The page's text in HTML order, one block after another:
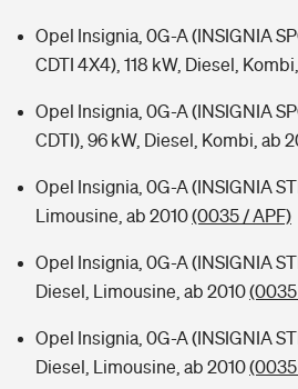
Opel Insignia, 0G-A (INSIGNIA
CDTI 4X4), 118 kW, Diesel,
Opel Insignia, 0G-A (INSIGNIA
CDTI), 96 kW, Diesel, Kombi, ab
Opel Insignia, 0G-A (INSIGNIA
Limousine, ab 2010(0035 / APF)
Opel Insignia, 0G-A (INSIGNIA
Diesel, Limousine, ab 2010
Opel Insignia, 0G-A (INSIGNIA
Diesel, Limousine, ab 2010